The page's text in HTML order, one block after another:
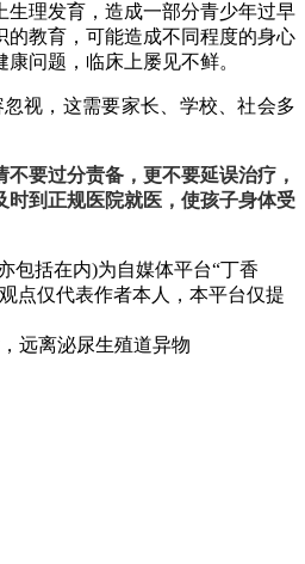
生理发育，造成一部分青少年过早
的教育，可能造成不同程度的身心
问题，临床上屡见不鲜。
视，这需要家长、学校、社会多
要过分责备，更不要延误治疗，
时到正规医院就医，使孩子身体受
包括在内)为自媒体平台“丁香
点仅代表作者本人，本平台仅提
远离泌尿生殖道异物